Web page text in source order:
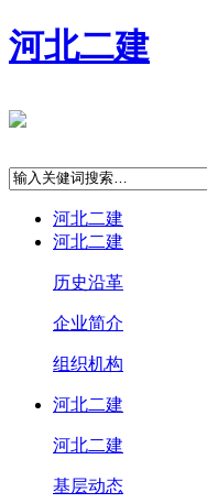
河北二建
河北二建
河北二建
历史沿革
企业简介
组织机构
河北二建
河北二建
基层动态